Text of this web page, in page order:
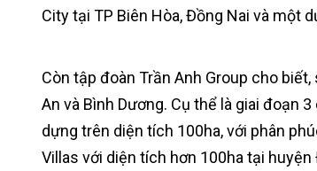
City tại TP Biên Hòa, Đồng Nai và một
Còn tập đoàn Trần Anh Group cho
An và Bình Dương. Cụ thể là giai đoạn
dựng trên diện tích 100ha, với phân
Villas với diện tích hơn 100ha tại